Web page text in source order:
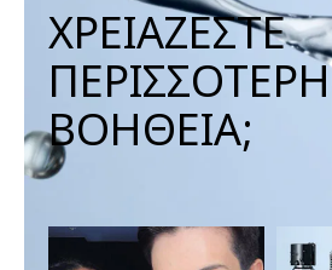
ΧΡΕΙΑΖΕΣΤΕ
ΠΕΡΙΣΣΟΤΕΡΗ
ΒΟΗΘΕΙΑ;